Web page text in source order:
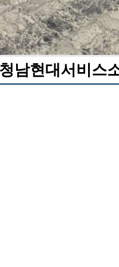
남현대서비스